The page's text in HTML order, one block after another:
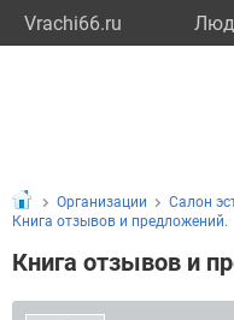
Vrachi66.ru
Организации Салон
Книга отзывов и предложений.
Книга отзывов и